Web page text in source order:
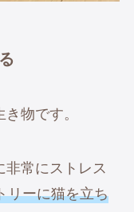
物です。
非常にストレス
リーに猫を立ち